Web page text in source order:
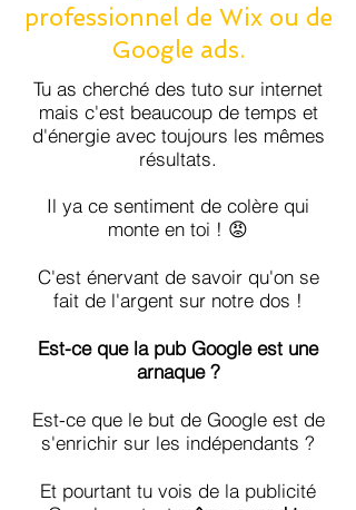
professionnel de Wix ou de
Google ads.
Tu as cherché des tuto sur internet
mais c'est beaucoup de temps et
d'énergie avec toujours les mêmes
résultats.
Il ya ce sentiment de colère qui
monte en toi ! 😡
C'est énervant de savoir qu'on se
fait de l'argent sur notre dos !
Est-ce que la pub Google est une
arnaque ?
Est-ce que le but de Google est de
s'enrichir sur les indépendants ?
Et pourtant tu vois de la publicité